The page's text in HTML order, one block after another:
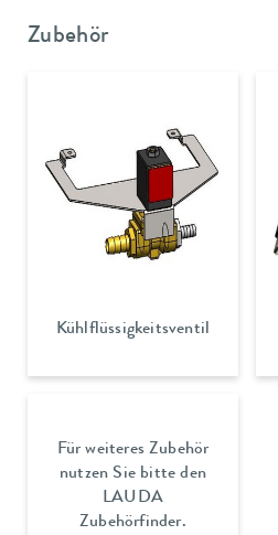
Zubehör
Kühlflüssigkeitsventil
Für weiteres Zubehör
nutzen Sie bitte den
LAUDA
Zubehörfinder.